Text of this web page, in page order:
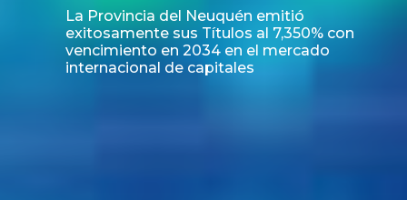
La Provincia del Neuquén emitió
exitosamente sus Títulos al 7,350% con
vencimiento en 2034 en el mercado
internacional de capitales